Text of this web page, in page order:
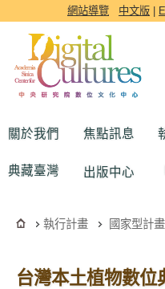
跳到主要內容區塊網站導覽 中文版
關於我們 焦點訊息
典藏臺灣 出版中心
執行計畫 國家型計畫
台灣本土植物數位